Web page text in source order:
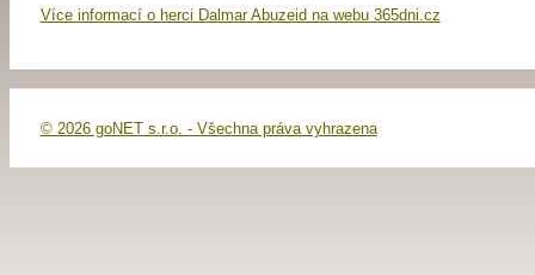
Více informací o herci Dalmar Abuzeid na webu 365dni.cz
© 2026 goNET s.r.o. - Všechna práva vyhrazena